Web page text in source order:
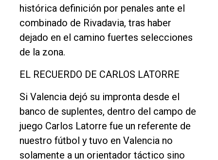
Fúnebres
Edición
Empresa
Nosotros
Contacto
histórica definición por penales ante el
combinado de Rivadavia, tras haber
dejado en el camino fuertes selecciones
de la zona.
EL RECUERDO DE CARLOS LATORRE
Si Valencia dejó su impronta desde el
banco de suplentes, dentro del campo de
juego Carlos Latorre fue un referente de
nuestro fútbol y tuvo en Valencia no
solamente a un orientador táctico sino